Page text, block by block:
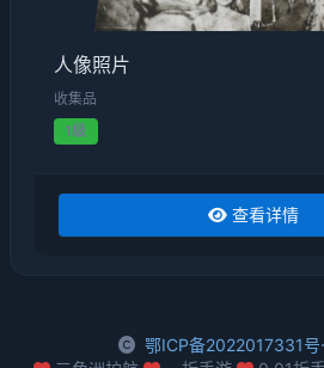
人像照片
收集品
1级
查看详情
鄂ICP备2022017331